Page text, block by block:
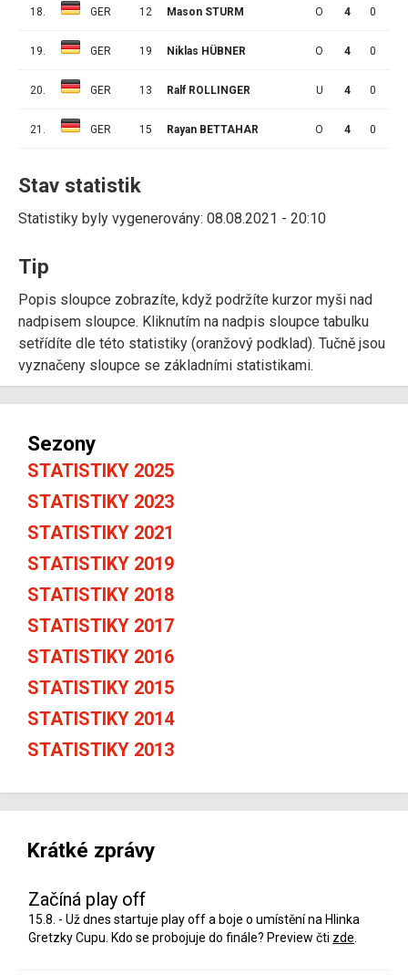
18. GER 12 Mason STURM O 4 0
19. GER 19 Niklas HÜBNER O 4 0
20. GER 13 Ralf ROLLINGER U 4 0
21. GER 15 Rayan BETTAHAR O 4 0
Stav statistik
Statistiky byly vygenerovány: 08.08.2021 - 20:10
Tip
Popis sloupce zobrazíte, když podržíte kurzor myši nad
nadpisem sloupce. Kliknutím na nadpis sloupce tabulku
setřídíte dle této statistiky (oranžový podklad). Tučně jsou
vyznačeny sloupce se základními statistikami.
Sezony
STATISTIKY 2025
STATISTIKY 2023
STATISTIKY 2021
STATISTIKY 2019
STATISTIKY 2018
STATISTIKY 2017
STATISTIKY 2016
STATISTIKY 2015
STATISTIKY 2014
STATISTIKY 2013
Krátké zprávy
Začíná play off
15.8. - Už dnes startuje play off a boje o umístění na Hlinka
Gretzky Cupu. Kdo se probojuje do finále? Preview čti zde